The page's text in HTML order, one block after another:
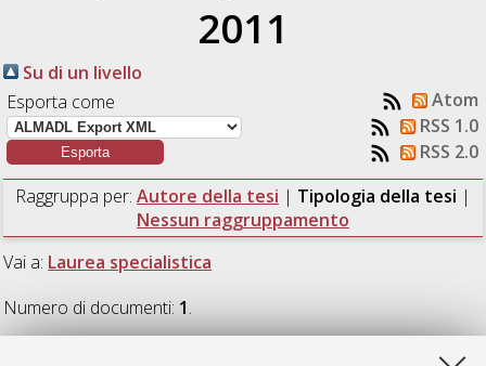
2011
Su di un livello
Esporta come
Atom
RSS 1.0
RSS 2.0
Raggruppa per: Autore della tesi | Tipologia della tesi |
Nessun raggruppamento
Vai a: Laurea specialistica
Numero di documenti: 1.